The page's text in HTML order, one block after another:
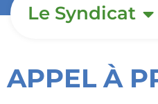
Le Syndicat
APPEL À